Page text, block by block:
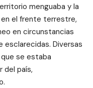
menguaba y la
el frente terrestre,
en circunstancias
esclarecidas. Diversas
se estaba
del país,